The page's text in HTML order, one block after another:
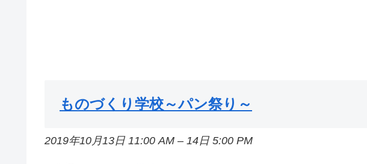
ものづくり学校～パン祭り～
2019年10月13日 11:00 AM – 14日 5:00 PM